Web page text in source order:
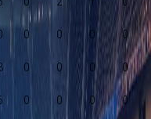
0 0 0 0
0 0 0 0
0 0 0 0